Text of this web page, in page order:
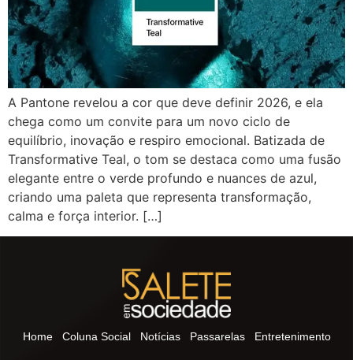
A Pantone revelou a cor que deve definir 2026, e ela
chega como um convite para um novo ciclo de
equilíbrio, inovação e respiro emocional. Batizada de
Transformative Teal, o tom se destaca como uma fusão
elegante entre o verde profundo e nuances de azul,
criando uma paleta que representa transformação,
calma e força interior. […]
Home Coluna Social Notícias Passarelas Entretenimento